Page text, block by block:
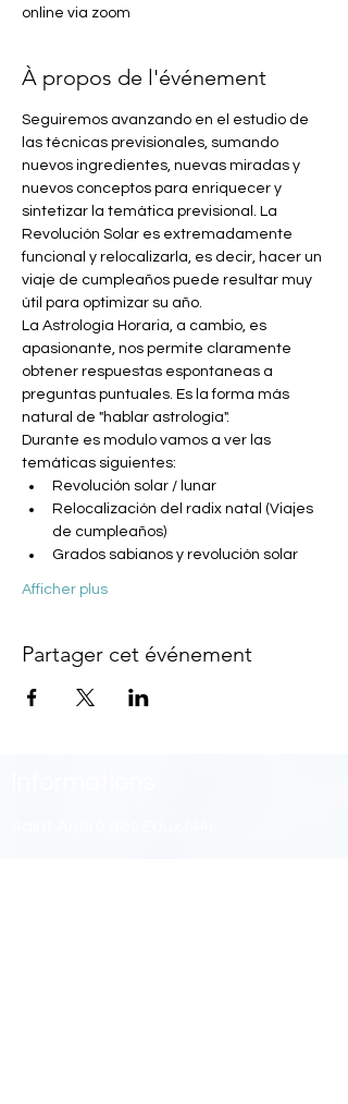
online via zoom
À propos de l'événement
Seguiremos avanzando en el estudio de
las técnicas previsionales, sumando
nuevos ingredientes, nuevas miradas y
nuevos conceptos para enriquecer y
sintetizar la temática previsional. La
Revolución Solar es extremadamente
funcional y relocalizarla, es decir, hacer un
viaje de cumpleaños puede resultar muy
útil para optimizar su año.
La Astrología Horaria, a cambio, es
apasionante, nos permite claramente
obtener respuestas espontaneas a
preguntas puntuales. Es la forma más
natural de "hablar astrología".
Durante es modulo vamos a ver las
temáticas siguientes:
Revolución solar / lunar
Relocalización del radix natal (Viajes
de cumpleaños)
Grados sabianos y revolución solar
Afficher plus
Partager cet événement